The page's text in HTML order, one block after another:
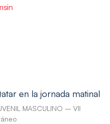
en la jornada matinal
MASCULINO – VII